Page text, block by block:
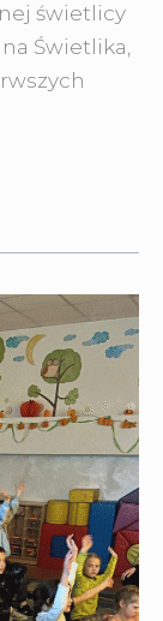
świetlicy
Świetlika,